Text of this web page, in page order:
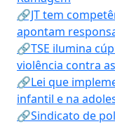
🔗JT tem
apontam
🔗TSE ilumina
violência contra
🔗Lei que
infantil e na
🔗Sindicato de